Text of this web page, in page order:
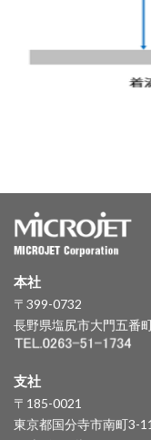
本社
〒399-0732
長野県塩尻市大門五番
支社
〒185-0021
東京都国分寺市南町3-